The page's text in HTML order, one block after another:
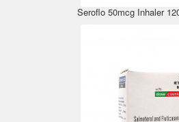
Seroflo 50mcg Inhaler